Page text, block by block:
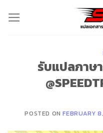
รับแปลภาษ
POSTED ONFEBRUARY